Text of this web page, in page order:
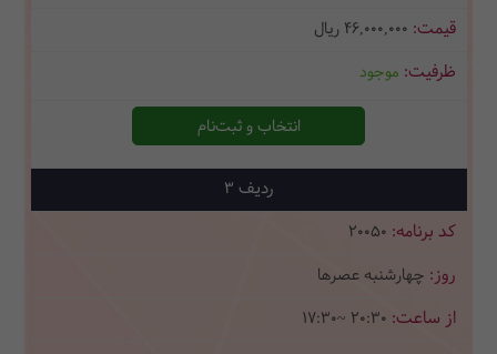
46,000,000 ریال
موجود
انتخاب و ثبت‌نام
3
20050
چهارشنبه عصرها
17:30~ 20:30